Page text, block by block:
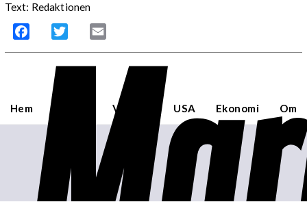
Text: Redaktionen
Facebook Twitter
Hem Världen USA Ekonomi Om